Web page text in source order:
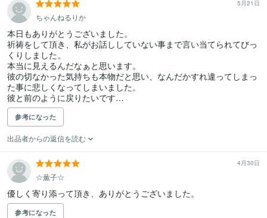
5月21日
ちゃんねるりか
本日もありがとうございました。
祈祷をして頂き、私がお話ししていない事まで言い当てられてびっ
くりしました。
本当に見えるんだなぁと思います。
彼の切なかった気持ちも本物だと思い、なんだかすれ違ってしまっ
た事に悲しくなってしまいました。
彼と前のように戻りたいです…
参考になった
出品者からの返信を読む
4月30日
☆薫子☆
優しく寄り添って頂き、ありがとうございました。
参考になった